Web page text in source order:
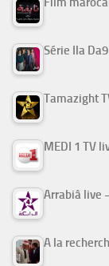
Tamazight
MEDI 1 TV
Arrabiâ live